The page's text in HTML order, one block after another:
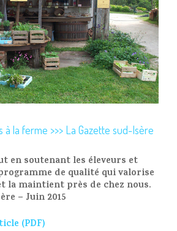
la ferme >>> La Gazette sud-Isère
en soutenant les éleveurs et
de qualité qui valorise
la maintient près de chez nous.
– Juin 2015
(PDF)